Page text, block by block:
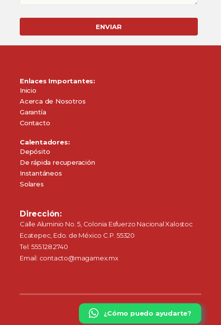
Enlaces Importantes:
Inicio
Acerca de Nosotros
Garantía
Contacto
Calentadores:
Depósito
De rápida recuperación
Instantáneos
Solares
Dirección:
Calle Aluminio No. 5, Colonia Esfuerzo Nacional Xalostoc
Ecatepec, Edo. de México C.P. 55320
Tel: 555.128.2740
Email: contacto@magamex.mx
¿Cómo puedo ayudarte?